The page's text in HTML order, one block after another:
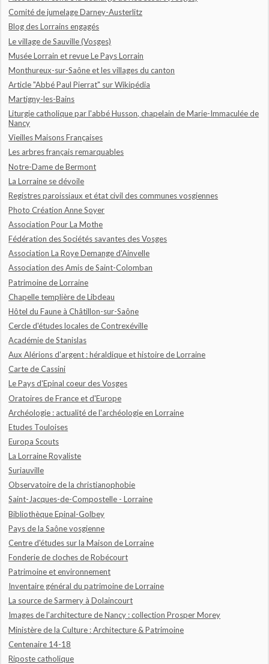
Comité de jumelage Darney-Austerlitz
Blog des Lorrains engagés
Le village de Sauville (Vosges)
Musée Lorrain et revue Le Pays Lorrain
Monthureux-sur-Saône et les villages du canton
Article "Abbé Paul Pierrat" sur Wikipédia
Martigny-les-Bains
Liturgie catholique par l'abbé Husson, chapelain de Marie-Immaculée de
Nancy
Vieilles Maisons Françaises
Les arbres français remarquables
Notre-Dame de Bermont
La Lorraine se dévoile
Registres paroissiaux et état civil des communes vosgiennes
Photo Création Anne Soyer
Association Pour La Mothe
Fédération des Sociétés savantes des Vosges
Association La Roye Demange d'Ainvelle
Association des Amis de Saint-Colomban
Patrimoine de Lorraine
Chapelle templière de Libdeau
Hôtel du Faune à Châtillon-sur-Saône
Cercle d'études locales de Contrexéville
Académie de Stanislas
Aux Alérions d'argent : héraldique et histoire de Lorraine
Carte de Cassini
Le Pays d'Epinal coeur des Vosges
Oratoires de France et d'Europe
Archéologie : actualité de l'archéologie en Lorraine
Etudes Touloises
Europa Scouts
La Lorraine Royaliste
Suriauville
Observatoire de la christianophobie
Saint-Jacques-de-Compostelle - Lorraine
Bibliothèque Epinal-Golbey
Pays de la Saône vosgienne
Centre d'études sur la Maison de Lorraine
Fonderie de cloches de Robécourt
Patrimoine et environnement
Inventaire général du patrimoine de Lorraine
La source de Sarmery à Dolaincourt
Images de l'architecture de Nancy : collection Prosper Morey
Ministère de la Culture : Architecture & Patrimoine
Centenaire 14-18
Riposte catholique